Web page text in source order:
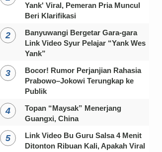
Yank' Viral, Pemeran Pria Muncul
Beri Klarifikasi
Banyuwangi Bergetar Gara-gara
Link Video Syur Pelajar “Yank Wes
Yank”
Bocor! Rumor Perjanjian Rahasia
Prabowo–Jokowi Terungkap ke
Publik
Topan “Maysak” Menerjang
Guangxi, China
Link Video Bu Guru Salsa 4 Menit
Ditonton Ribuan Kali, Apakah Viral